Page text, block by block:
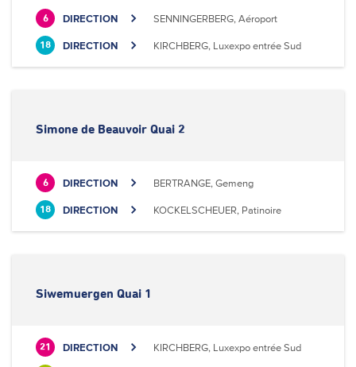
6 DIRECTION SENNINGERBERG, Aéroport
18 DIRECTION KIRCHBERG, Luxexpo entrée Sud
Simone de Beauvoir Quai 2
6 DIRECTION BERTRANGE, Gemeng
18 DIRECTION KOCKELSCHEUER, Patinoire
Siwemuergen Quai 1
21 DIRECTION KIRCHBERG, Luxexpo entrée Sud